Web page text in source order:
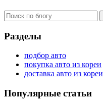
Разделы
подбор авто
покупка авто из кореи
доставка авто из кореи
Популярные статьи